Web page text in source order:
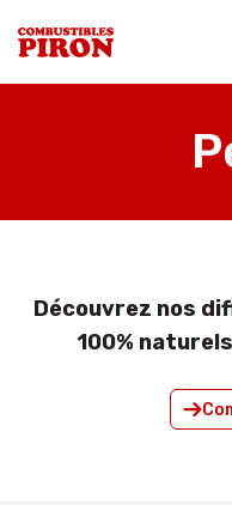
Découvrez nos
100%